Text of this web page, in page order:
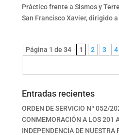
Práctico frente a Sismos y
San Francisco Xavier, dirigido
Página 1 de 34 1 2 3 4
Entradas recientes
ORDEN DE SERVICIO Nº 052/
CONMEMORACIÓN A LOS 201
INDEPENDENCIA DE NUESTRA